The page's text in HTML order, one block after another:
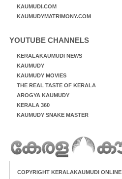
KAUMUDI.COM
KAUMUDYMATRIMONY.COM
YOUTUBE CHANNELS
KERALAKAUMUDI NEWS
KAUMUDY
KAUMUDY MOVIES
THE REAL TASTE OF KERALA
AROGYA KAUMUDY
KERALA 360
KAUMUDY SNAKE MASTER
COPYRIGHT KERALAKAUMUDI ONLINE